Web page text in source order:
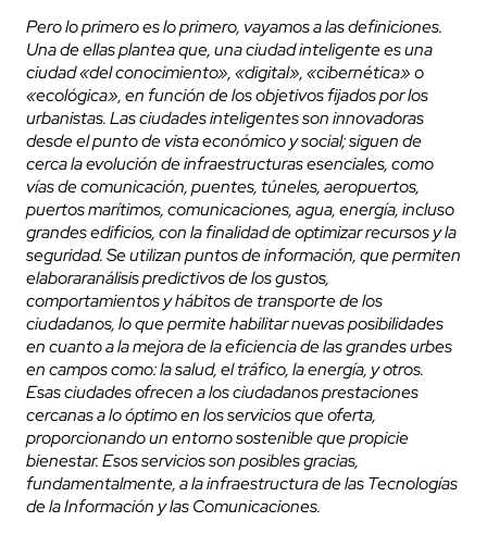
Pero lo primero es lo primero, vayamos a las definiciones.
Una de ellas plantea que, una ciudad inteligente es una
ciudad «del conocimiento», «digital», «cibernética» o
«ecológica», en función de los objetivos fijados por los
urbanistas. Las ciudades inteligentes son innovadoras
desde el punto de vista económico y social; siguen de
cerca la evolución de infraestructuras esenciales, como
vías de comunicación, puentes, túneles, aeropuertos,
puertos marítimos, comunicaciones, agua, energía, incluso
grandes edificios, con la finalidad de optimizar recursos y la
seguridad. Se utilizan puntos de información, que permiten
elaboraranálisis predictivos de los gustos,
comportamientos y hábitos de transporte de los
ciudadanos, lo que permite habilitar nuevas posibilidades
en cuanto a la mejora de la eficiencia de las grandes urbes
en campos como: la salud, el tráfico, la energía, y otros.
Esas ciudades ofrecen a los ciudadanos prestaciones
cercanas a lo óptimo en los servicios que oferta,
proporcionando un entorno sostenible que propicie
bienestar. Esos servicios son posibles gracias,
fundamentalmente, a la infraestructura de las Tecnologías
de la Información y las Comunicaciones.